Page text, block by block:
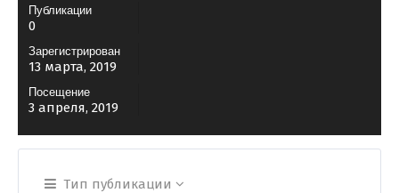
Публикации
0
Зарегистрирован
13 марта, 2019
Посещение
3 апреля, 2019
Тип публикации